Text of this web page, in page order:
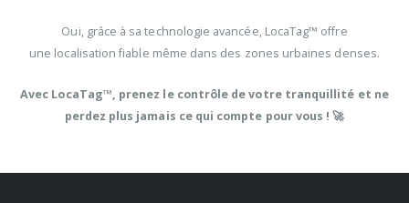
Oui, grâce à sa technologie avancée, LocaTag™ offre
une localisation fiable même dans des zones urbaines denses.
Avec LocaTag™, prenez le contrôle de votre tranquillité et ne
perdez plus jamais ce qui compte pour vous ! 🚀